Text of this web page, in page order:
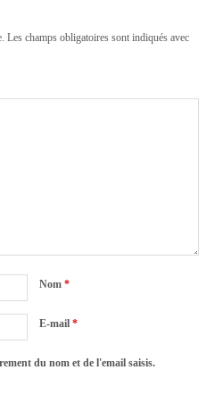
Les champs obligatoires sont indiqués avec
Nom*
E-mail*
du nom et de l'email saisis.